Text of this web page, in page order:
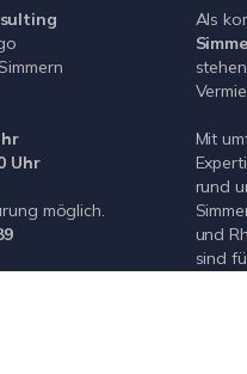
Uhr
möglich.
Als
Mit
rund
und
sind